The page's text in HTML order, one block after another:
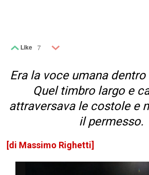
Like 7
Era la voce umana dentro
Quel timbro largo e
attraversava le costole e
il permesso.
[di Massimo Righetti]